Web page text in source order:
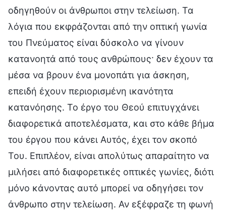
οδηγηθούν οι άνθρωποι στην τελείωση. Τα
λόγια που εκφράζονται από την οπτική γωνία
του Πνεύματος είναι δύσκολο να γίνουν
κατανοητά από τους ανθρώπους· δεν έχουν τα
μέσα να βρουν ένα μονοπάτι για άσκηση,
επειδή έχουν περιορισμένη ικανότητα
κατανόησης. Το έργο του Θεού επιτυγχάνει
διαφορετικά αποτελέσματα, και στο κάθε βήμα
του έργου που κάνει Αυτός, έχει τον σκοπό
Του. Επιπλέον, είναι απολύτως απαραίτητο να
μιλήσει από διαφορετικές οπτικές γωνίες, διότι
μόνο κάνοντας αυτό μπορεί να οδηγήσει τον
άνθρωπο στην τελείωση. Αν εξέφραζε τη φωνή